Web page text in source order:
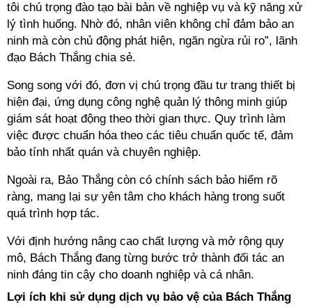
tôi chú trọng đào tạo bài bản về nghiệp vụ và kỹ năng xử
lý tình huống. Nhờ đó, nhân viên không chỉ đảm bảo an
ninh mà còn chủ động phát hiện, ngăn ngừa rủi ro”, lãnh
đạo Bách Thắng chia sẻ.
Song song với đó, đơn vị chú trọng đầu tư trang thiết bị
hiện đại, ứng dụng công nghệ quản lý thông minh giúp
giám sát hoạt động theo thời gian thực. Quy trình làm
việc được chuẩn hóa theo các tiêu chuẩn quốc tế, đảm
bảo tính nhất quán và chuyên nghiệp.
Ngoài ra, Bảo Thắng còn có chính sách bảo hiểm rõ
ràng, mang lại sự yên tâm cho khách hàng trong suốt
quá trình hợp tác.
Với định hướng nâng cao chất lượng và mở rộng quy
mô, Bách Thắng đang từng bước trở thành đối tác an
ninh đáng tin cậy cho doanh nghiệp và cá nhân.
Lợi ích khi sử dụng dịch vụ bảo vệ của Bách Thắng